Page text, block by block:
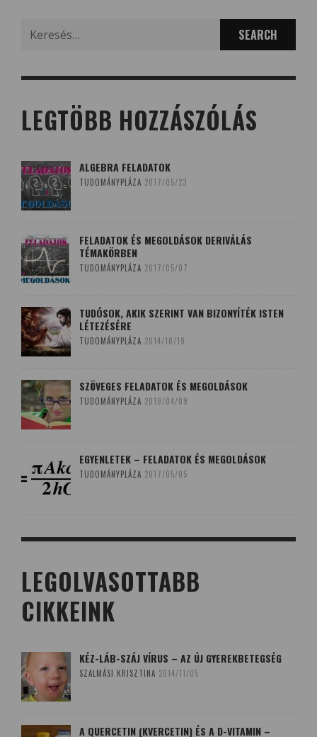
LEGTÖBB HOZZÁSZÓLÁS
ALGEBRA FELADATOK
TUDOMÁNYPLÁZA 2017/05/23
FELADATOK ÉS MEGOLDÁSOK DERIVÁLÁS
TÉMAKÖRBEN
TUDOMÁNYPLÁZA 2017/05/07
TUDÓSOK, AKIK SZERINT VAN BIZONYÍTÉK ISTEN
LÉTEZÉSÉRE
TUDOMÁNYPLÁZA 2014/10/19
SZÖVEGES FELADATOK ÉS MEGOLDÁSOK
TUDOMÁNYPLÁZA 2019/04/09
EGYENLETEK – FELADATOK ÉS MEGOLDÁSOK
TUDOMÁNYPLÁZA 2017/05/05
LEGOLVASOTTABB
CIKKEINK
KÉZ-LÁB-SZÁJ VÍRUS – AZ ÚJ GYEREKBETEGSÉG
SZALMÁSI KRISZTINA 2014/11/05
A QUERCETIN (KVERCETIN) ÉS A D-VITAMIN –